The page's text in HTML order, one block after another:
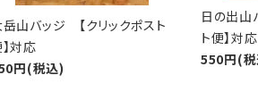
山バッジ 【クリックポスト
対応
円(税込)
日の出山
ト便】対応
550円(